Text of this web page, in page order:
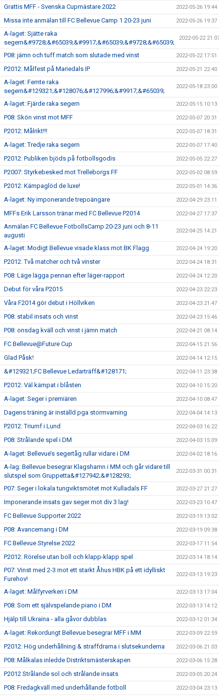
Grattis MFF - Svenska Cupmästare 2022 2022-05-26 19:44
Missa inte anmälan till FC Bellevue Camp 1 20-23 juni 2022-05-26 19:37
A-laget: Sjätte raka
segern&#9728;&#65039;&#9917;&#65039;&#9728;&#65039;
2022-05-22
P08: jämn och tuff match som slutade med vinst 2022-05-22 17:51
P2012: Målfest på Mariedals IP 2022-05-21 22:40
A-laget: Femte raka
segern&#129321;&#128076;&#127996;&#9917;&#65039;
2022-05-18 23:00
A-laget: Fjärde raka segern 2022-05-15 10:13
P08: Skön vinst mot MFF 2022-05-07 20:31
P2012: Målrikt!!! 2022-05-07 18:31
A-laget: Tredje raka segern 2022-05-07 17:40
P2012: Publiken bjöds på fotbollsgodis 2022-05-05 22:27
P2007: Styrkebesked mot Trelleborgs FF 2022-05-02 08:59
P2012: Kämpaglöd de luxe! 2022-05-01 14:36
A-laget: Ny imponerande trepoängare 2022-04-29 23:11
MFFs Erik Larsson tränar med FC Bellevue P2014 2022-04-27 17:37
Anmälan FC Bellevue FotbollsCamp 20-23 juni och 8-11
augusti
2022-04-25 14:21
A-laget: Modigt Bellevue visade klass mot BK Flagg 2022-04-24 19:20
P2012: Två matcher och två vinster 2022-04-24 18:31
P08: Läge lägga pennan efter läger-rapport 2022-04-24 12:20
Debut för våra P2015 2022-04-23 22:23
Våra F2014 gör debut i Höllviken 2022-04-23 21:47
P08: stabil insats och vinst 2022-04-23 15:46
P08: onsdag kväll och vinst i jämn match 2022-04-21 08:14
FC Bellevue@Future Cup 2022-04-15 21:56
Glad Påsk! 2022-04-14 12:15
&#129321;FC Bellevue Ledarträff&#128171; 2022-04-11 23:38
P2012: Väl kämpat i blåsten 2022-04-10 15:20
A-laget: Seger i premiären 2022-04-10 08:47
Dagens träning är inställd pga stormvarning 2022-04-04 14:13
P2012: Triumf i Lund 2022-04-03 16:22
P08: Strålande spel i DM 2022-04-03 15:09
A-laget: Bellevue’s segertåg rullar vidare i DM 2022-04-02 18:16
A-lag: Bellevue besegrar Klagshamn i MM och går vidare till
slutspel som Gruppetta&#127942;&#128293;
2022-03-31 00:31
P07: Seger i lokala tungviktsmötet mot Kulladals FF 2022-03-27 21:27
Imponerande insats gav seger mot div 3 lag! 2022-03-23 10:47
FC Bellevue Supporter 2022 2022-03-19 13:02
P08: Avancemang i DM 2022-03-19 09:38
FC Bellevue Styrelse 2022 2022-03-17 11:54
P2012: Rörelse utan boll och klapp-klapp spel 2022-03-14 18:14
P07: Vinst med 2-3 mot ett starkt Åhus HBK på ett idylliskt
Furehov!
2022-03-13 19:23
A-laget: Målfyrverkeri i DM 2022-03-13 17:04
P08: Som ett självspelande piano i DM 2022-03-13 14:12
Hjälp till Ukraina - alla gåvor dubblas 2022-03-12 01:34
A-laget: Rekordungt Bellevue besegrar MFF i MM 2022-03-09 22:59
P2012: Hög underhållning & straffdrama i slutsekunderna 2022-03-06 21:03
P08: Målkalas inledde Distriktsmästerskapen 2022-03-06 15:28
P2012 Strålande sol och strålande insats 2022-03-05 20:24
P08: Fredagkväll med underhållande fotboll 2022-03-04 23:13